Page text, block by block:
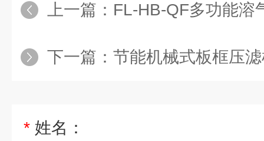
上一篇： FL-HB-QF多功能溶
下一篇： 节能机械式板框压
* 姓名：